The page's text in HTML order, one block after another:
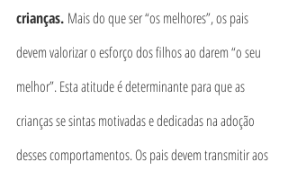
crianças. Mais do que ser “os melhores”, os pais
devem valorizar o esforço dos filhos ao darem “o seu
melhor”. Esta atitude é determinante para que as
crianças se sintas motivadas e dedicadas na adoção
desses comportamentos. Os pais devem transmitir aos